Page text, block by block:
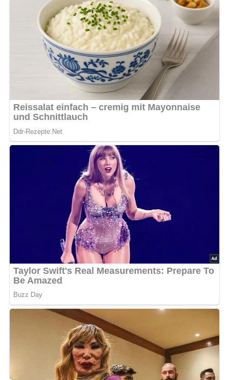
Kein Spam, kein Bullshit, keine Weitergabe deiner Mailadresse an Dritte!
Pin mich!